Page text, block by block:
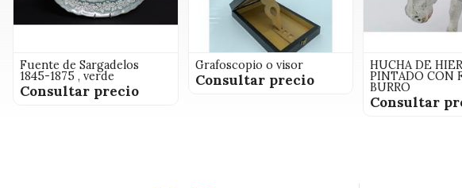
Fuente de Sargadelos
1845-1875 , verde
Consultar precio
Grafoscopio o visor
Consultar precio
HUCHA DE
PINTADO CON
BURRO
Consultar